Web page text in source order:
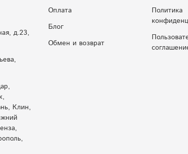
Оплата
Блог
Обмен и возврат
Политика
д.23,
Клин,